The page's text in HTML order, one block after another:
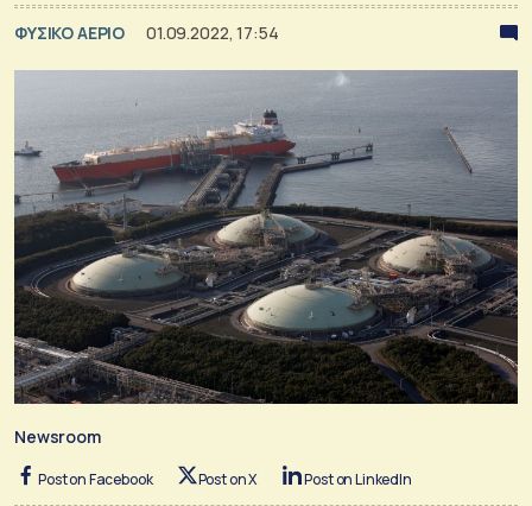
ΦΥΣΙΚΟ ΑΕΡΙΟ 01.09.2022, 17:54
Newsroom
Post on Facebook Post on X Post on LinkedIn